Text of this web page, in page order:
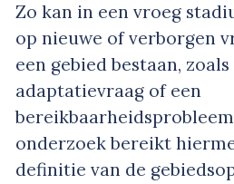
Zo kan in een vroeg
op nieuwe of verborgen
een gebied bestaan, zoals
adaptatievraag of een
onderzoek bereikt
definitie van de